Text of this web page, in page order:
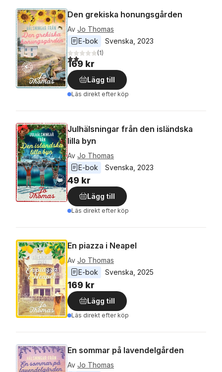
Den grekiska honungsgården
Av Jo Thomas
E-bok
Svenska 2023
2,0utav 5 stjärnor. Totalt antal röster:
(1)
169 kr
Lägg till
Läs direkt efter köp
Julhälsningar från den isländska
lilla byn
Av Jo Thomas
E-bok
Svenska 2023
49 kr
Lägg till
Läs direkt efter köp
En piazza i Neapel
Av Jo Thomas
E-bok
Svenska 2025
169 kr
Lägg till
Läs direkt efter köp
En sommar på lavendelgården
Av Jo Thomas